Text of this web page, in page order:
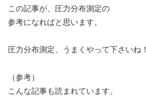
この記事が、圧力分布測定の
参考になればと思います。
圧力分布測定、うまくやって下さいね！
（参考）
こんな記事も読まれています。